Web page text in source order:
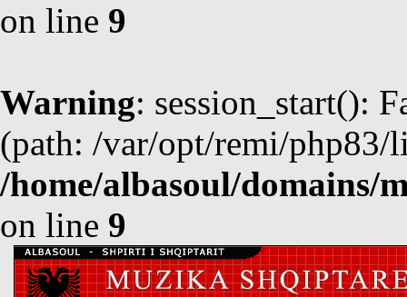
on line 9
Warning: session_start():
(path: /var/opt/remi/php83/
/home/albasoul/domains/
on line 9